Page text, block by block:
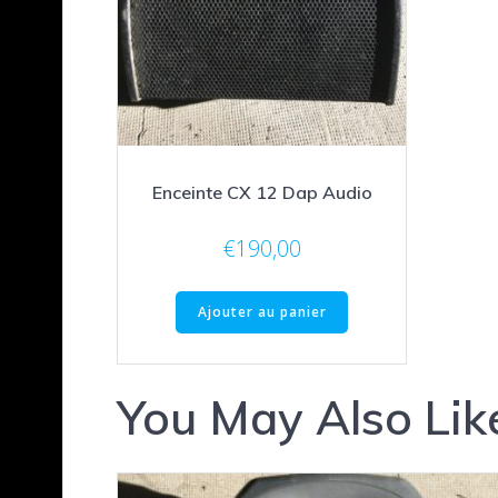
Enceinte CX 12 Dap Audio
€190,00
Ajouter au panier
You May Also